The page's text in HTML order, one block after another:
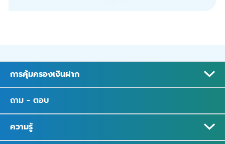
การคุ้มครองเงินฝาก
ถาม - ตอบ
ความรู้